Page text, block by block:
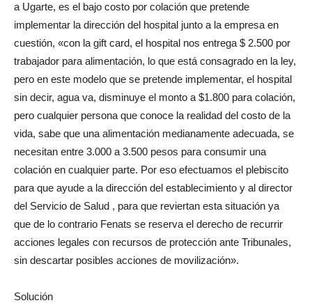
a Ugarte, es el bajo costo por colación que pretende
implementar la dirección del hospital junto a la empresa en
cuestión, «con la gift card, el hospital nos entrega $ 2.500 por
trabajador para alimentación, lo que está consagrado en la ley,
pero en este modelo que se pretende implementar, el hospital
sin decir, agua va, disminuye el monto a $1.800 para colación,
pero cualquier persona que conoce la realidad del costo de la
vida, sabe que una alimentación medianamente adecuada, se
necesitan entre 3.000 a 3.500 pesos para consumir una
colación en cualquier parte. Por eso efectuamos el plebiscito
para que ayude a la dirección del establecimiento y al director
del Servicio de Salud , para que reviertan esta situación ya
que de lo contrario Fenats se reserva el derecho de recurrir
acciones legales con recursos de protección ante Tribunales,
sin descartar posibles acciones de movilización».
Solución